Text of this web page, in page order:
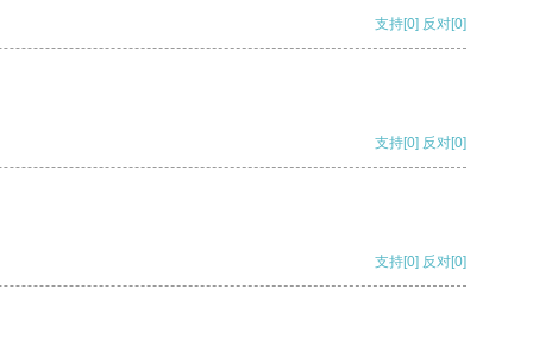
支持[0] 反对[0]
支持[0] 反对[0]
支持[0] 反对[0]